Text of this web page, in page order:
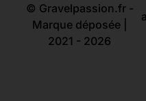
© Gravelpassion.fr -
Marque déposée |
2021 - 2026